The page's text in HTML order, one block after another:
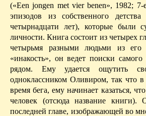
(«Een jongen met vier benen», 1982; 7-
эпизодов из собственного
четырна­дцати лет), которые были
личности. Книга состоит из четырех
четырьмя разными людьми из его
«инакость», он ведет поиски самого
рядом. Ему удается ощутить
одноклассником Оливиром, так что
время бега, ему начинает казаться,
человек (отсюда название книги).
последней главе, изображающей во